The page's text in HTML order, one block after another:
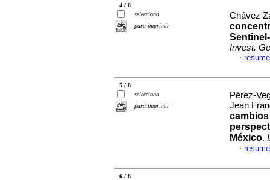
4 / 8
selecciona
para imprimir
Chávez
Invest.
·
5 / 8
selecciona
para imprimir
Pérez-
Jean
México.
·
6 / 8